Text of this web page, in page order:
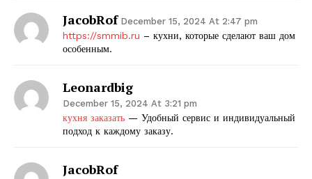
JacobRof December 15, 2024 At 2:47 pm
https://smmib.ru – кухни, которые сделают ваш дом
особенным.
Leonardbig
December 15, 2024 At 3:21 pm
кухня заказать — Удобный сервис и индивидуальный
подход к каждому заказу.
JacobRof